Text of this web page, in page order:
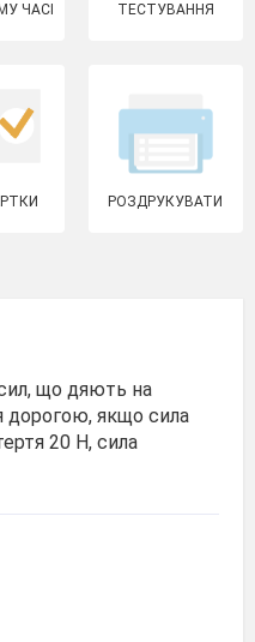
ЧАСІ ТЕСТУВАННЯ
РОЗДРУКУВАТИ
що дяють на
дорогою, якщо сила
20 Н, сила